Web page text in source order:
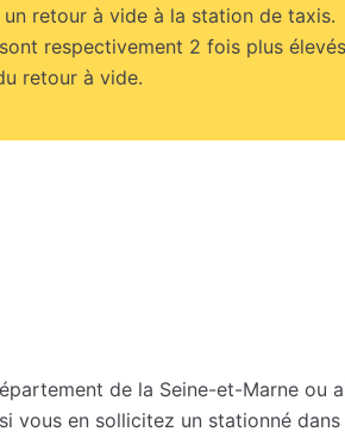
retour à vide à la station de taxis.
respectivement 2 fois plus
retour à vide.
de la Seine-et-Marne ou
vous en sollicitez un stationné